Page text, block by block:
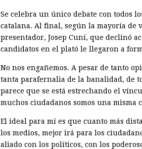
Se celebra un único debate con todos
catalana. Al final, según la mayoría de
presentador, Josep Cuní, que declinó
candidatos en el plató le llegaron a
No nos engañemos. A pesar de tanto
tanta parafernalia de la banalidad, de
parece que se está estrechando el
muchos ciudadanos somos una misma
El ideal para mí es que cuanto más
los medios, mejor irá para los
aliado con los políticos, con los